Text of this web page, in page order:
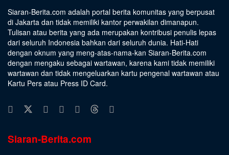
Siaran-Berita.com adalah portal berita komunitas yang berpusat
di Jakarta dan tidak memiliki kantor perwakilan dimanapun.
Tulisan atau berita yang ada merupakan kontribusi penulis lepas
dari seluruh Indonesia bahkan dari seluruh dunia. Hati-Hati
dengan oknum yang meng-atas-nama-kan Siaran-Berita.com
dengan mengaku sebagai wartawan, karena kami tidak memiliki
wartawan dan tidak mengeluarkan kartu pengenal wartawan atau
Kartu Pers atau Press ID Card.
Siaran-Berita.com